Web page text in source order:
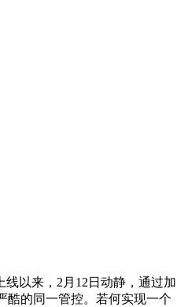
以来，2月12日动静，通过加
酷的同一管控。若何实现一个